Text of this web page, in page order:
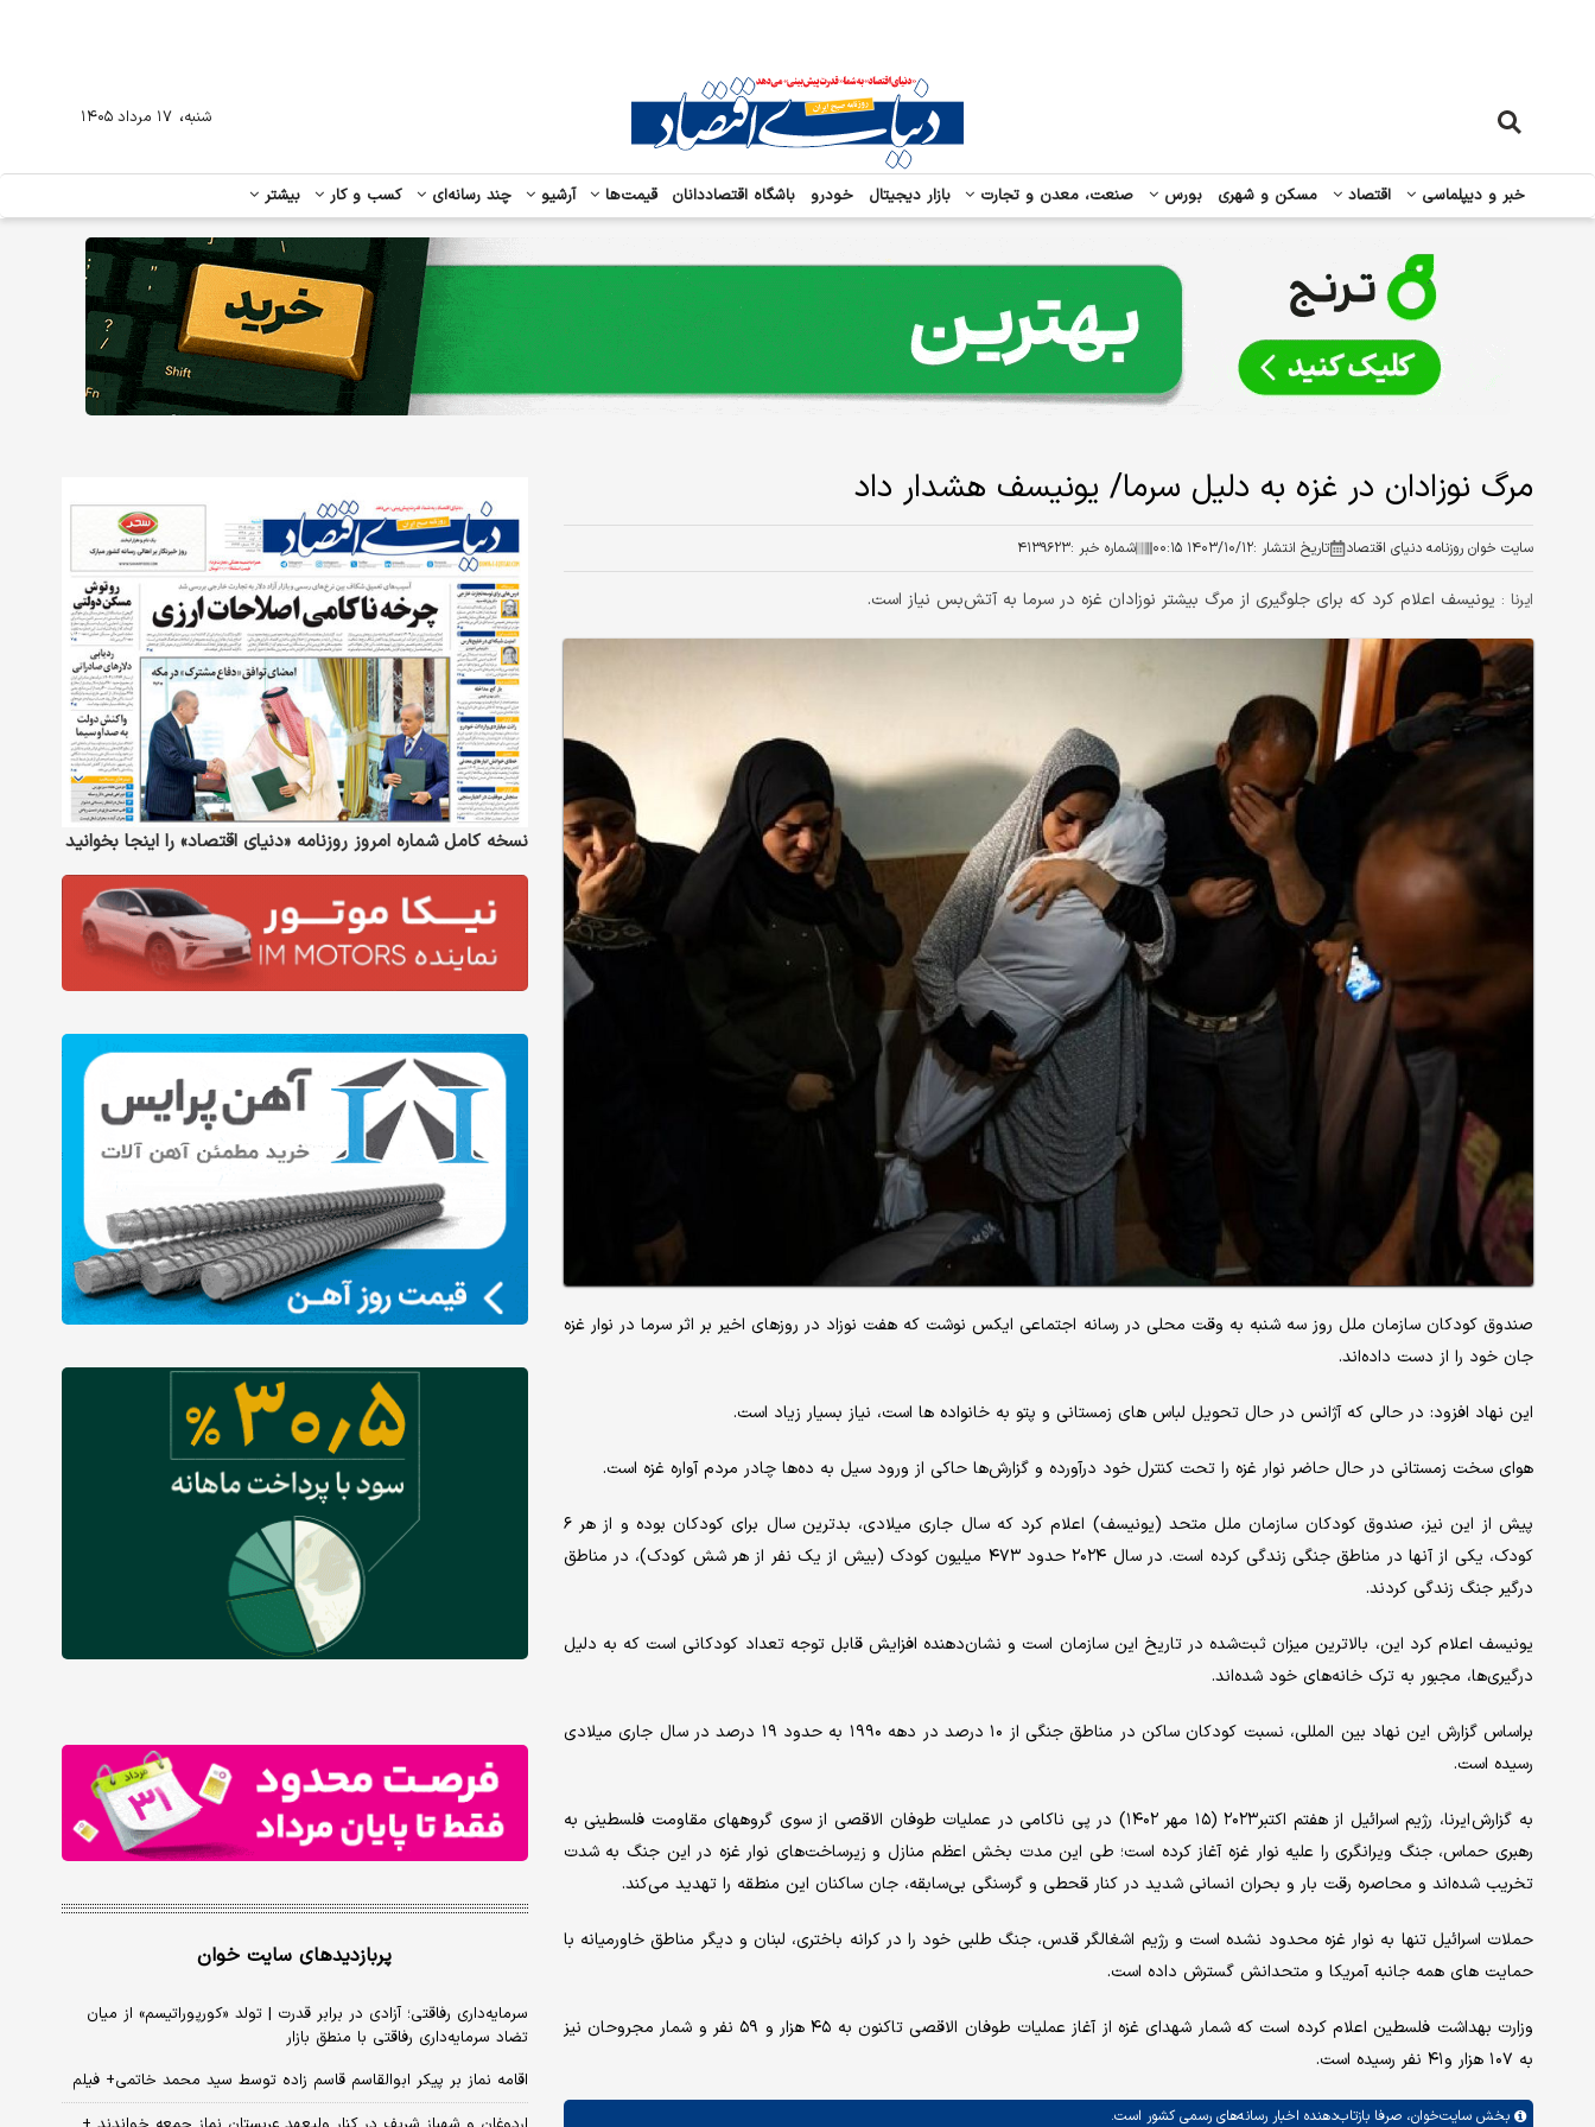
خبر و دیپلماسی اقتصاد مسکن و شهری بورس صنعت، معدن و تجارت بازار دیجیتال خودرو باشگاه اقتصاددانان قیمت‌ها آرشیو چند رسانه‌ای کسب و کار بیشتر
شنبه، ۱۷ مرداد ۱۴۰۵
مرگ نوزادان در غزه به دلیل سرما/ یونیسف هشدار داد
سایت خوان روزنامه دنیای اقتصاد تاریخ انتشار :۱۴۰۳/۱۰/۱۲ ۰۰:۱۵ شماره خبر :۴۱۳۹۶۲۳
ایرنا : یونیسف اعلام کرد که برای جلوگیری از مرگ بیشتر نوزادان غزه در سرما به آتش‌بس نیاز است.
صندوق کودکان سازمان ملل روز سه شنبه به وقت محلی در رسانه اجتماعی ایکس نوشت که هفت نوزاد در روزهای اخیر بر اثر سرما در نوار غزه
جان خود را از دست داده‌اند.
این نهاد افزود: در حالی که آژانس در حال تحویل لباس های زمستانی و پتو به خانواده ها است، نیاز بسیار زیاد است.
هوای سخت زمستانی در حال حاضر نوار غزه را تحت کنترل خود درآورده و گزارش‌ها حاکی از ورود سیل به ده‌ها چادر مردم آواره غزه است.
پیش از این نیز، صندوق کودکان سازمان ملل متحد (یونیسف) اعلام کرد که سال جاری میلادی، بدترین سال برای کودکان بوده و از هر ۶
کودک، یکی از آنها در مناطق جنگی زندگی کرده‌ است. در سال ۲۰۲۴ حدود ۴۷۳ میلیون کودک (بیش از یک نفر از هر شش کودک)، در مناطق
درگیر جنگ زندگی کردند.
یونیسف اعلام کرد این، بالاترین میزان ثبت‌شده در تاریخ این سازمان است و نشان‌دهنده افزایش قابل توجه تعداد کودکانی است که به دلیل
درگیری‌ها، مجبور به ترک خانه‌های خود شده‌اند.
براساس گزارش این نهاد بین المللی، نسبت کودکان ساکن در مناطق جنگی از ۱۰ درصد در دهه ۱۹۹۰ به حدود ۱۹ درصد در سال جاری میلادی
رسیده است.
به گزارش ایرنا، رژیم اسرائیل از هفتم اکتبر۲۰۲۳ (۱۵ مهر ۱۴۰۲) در پی ناکامی در عملیات طوفان الاقصی از سوی گروههای مقاومت فلسطینی به
رهبری حماس، جنگ ویرانگری را علیه نوار غزه آغاز کرده است؛ طی این مدت بخش اعظم منازل و زیرساخت‌های نوار غزه در این جنگ به شدت
تخریب شده‌اند و محاصره رقت بار و بحران انسانی شدید در کنار قحطی و گرسنگی بی‌سابقه، جان ساکنان این منطقه را تهدید می‌کند.
حملات اسرائیل تنها به نوار غزه محدود نشده است و رژیم اشغالگر قدس، جنگ طلبی خود را در کرانه باختری، لبنان و دیگر مناطق خاورمیانه با
حمایت های همه جانبه آمریکا و متحدانش گسترش داده است.
وزارت بهداشت فلسطین اعلام کرده است که شمار شهدای غزه از آغاز عملیات طوفان الاقصی تاکنون به ۴۵ هزار و ۵۹ نفر و شمار مجروحان نیز
به ۱۰۷ هزار و۴۱ نفر رسیده است.
بخش سایت‌خوان، صرفا بازتاب‌دهنده اخبار رسانه‌های رسمی کشور است.
نسخه کامل شماره امروز روزنامه «دنیای‌ اقتصاد» را اینجا بخوانید
پربازدیدهای سایت خوان
سرمایه‌داری رفاقتی؛ آزادی در برابر قدرت | تولد «کورپوراتیسم» از میان
تضاد سرمایه‌داری رفاقتی با منطق بازار
اقامه نماز بر پیکر ابوالقاسم قاسم زاده توسط سید محمد خاتمی+ فیلم